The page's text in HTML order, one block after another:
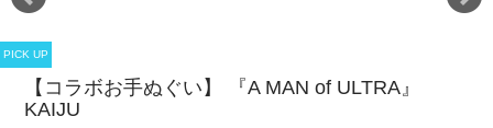
PICK UP
【コラボお手ぬぐい】 『A MAN of ULTRA』
KAIJU